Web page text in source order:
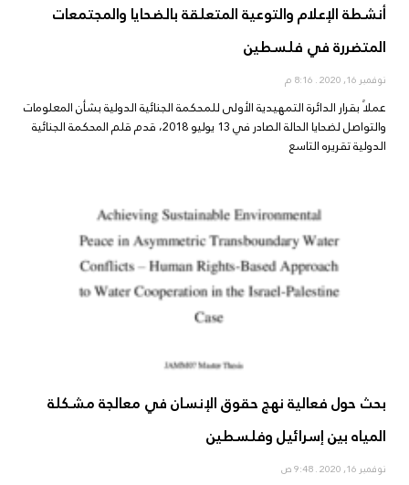
أنشطة الإعلام والتوعية المتعلقة بالضحايا والمجتمعات
المتضررة في فلسطين
نوفمبر 16, 2020
عملاً بقرار الدائرة التمهيدية الأولى للمحكمة الجنائية الدولية بشأن المعلومات
والتواصل لضحايا الحالة الصادر في 13 يوليو 2018، قدم قلم المحكمة الجنائية
الدولية تقريره التاسع
بحث حول فعالية نهج حقوق الإنسان في معالجة مشكلة
المياه بين إسرائيل وفلسطين
نوفمبر 16, 2020